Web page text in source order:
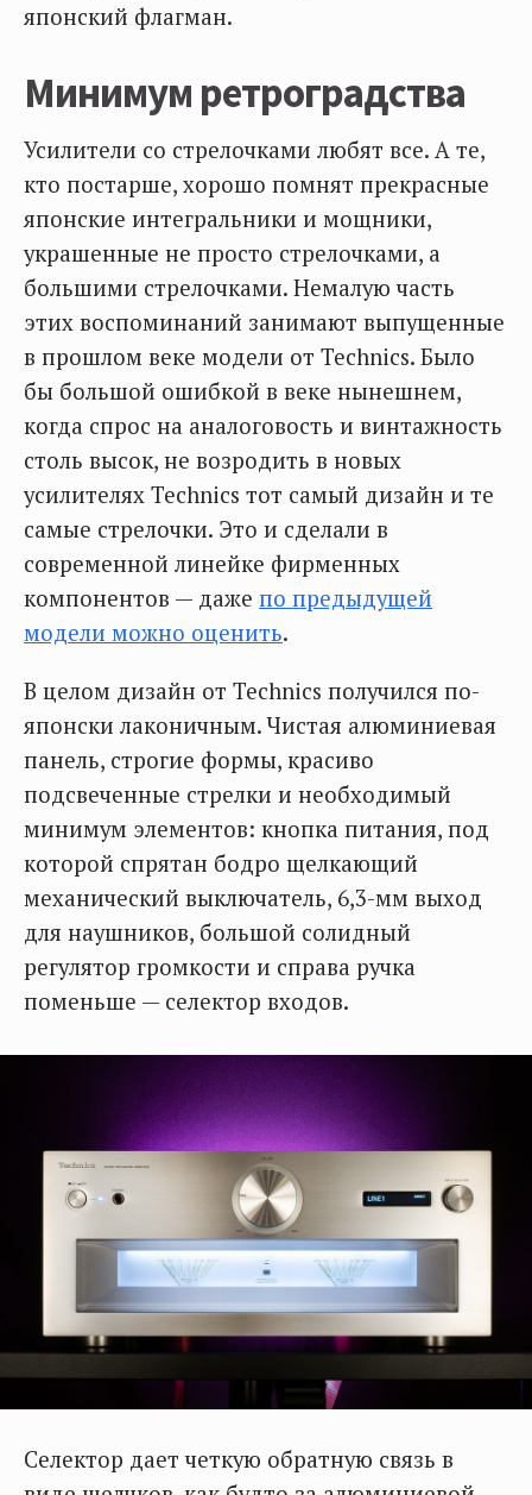
японский флагман.
Минимум ретроградства
Усилители со стрелочками любят все. А те,
кто постарше, хорошо помнят прекрасные
японские интегральники и мощники,
украшенные не просто стрелочками, а
большими стрелочками. Немалую часть
этих воспоминаний занимают выпущенные
в прошлом веке модели от Technics. Было
бы большой ошибкой в веке нынешнем,
когда спрос на аналоговость и винтажность
столь высок, не возродить в новых
усилителях Technics тот самый дизайн и те
самые стрелочки. Это и сделали в
современной линейке фирменных
компонентов — даже по предыдущей
модели можно оценить.
В целом дизайн от Technics получился по-
японски лаконичным. Чистая алюминиевая
панель, строгие формы, красиво
подсвеченные стрелки и необходимый
минимум элементов: кнопка питания, под
которой спрятан бодро щелкающий
механический выключатель, 6,3-мм выход
для наушников, большой солидный
регулятор громкости и справа ручка
поменьше — селектор входов.
Селектор дает четкую обратную связь в